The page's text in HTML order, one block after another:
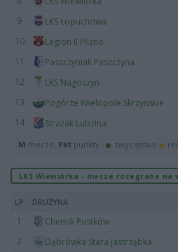
9
LKS Łopuchowa
10
Legion II Pilzno
11
Paszczyniak Paszczyna
12
LKS Nagoszyn
13
Pogórze Wielopole Skrzyńskie
14
Strażak Lubzina
M mecze, Pkt punkty · zwycięstwo
LKS Wiewiórka - mecze rozegrane na
LP DRUŻYNA
1 Chemik Pustków
2
Dąbrówka Stara Jastrząbka